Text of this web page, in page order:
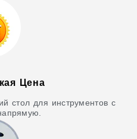
Цена
стол для инструментов с